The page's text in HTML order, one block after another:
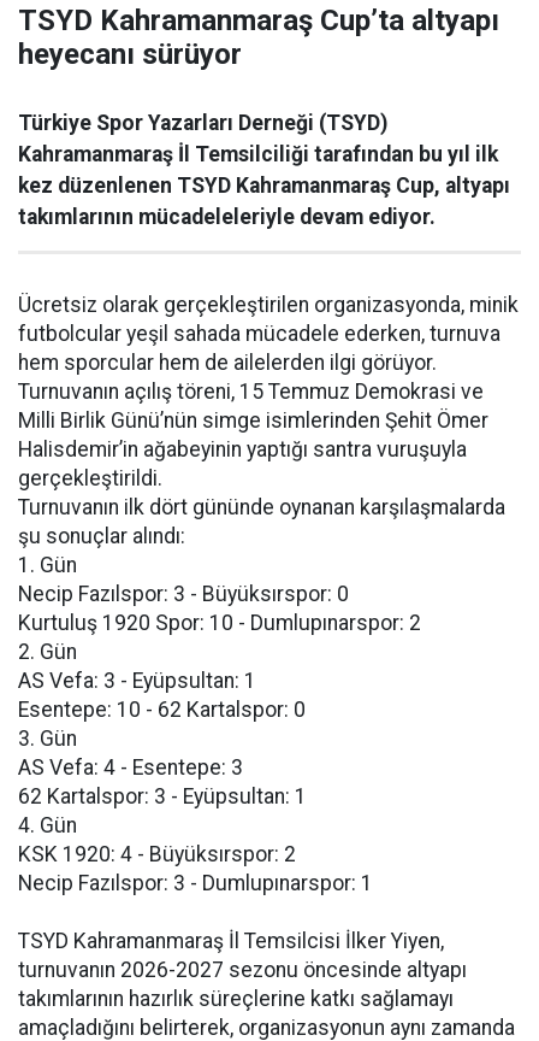
TSYD Kahramanmaraş Cup’ta altyapı
heyecanı sürüyor
Türkiye Spor Yazarları Derneği (TSYD)
Kahramanmaraş İl Temsilciliği tarafından bu yıl ilk
kez düzenlenen TSYD Kahramanmaraş Cup, altyapı
takımlarının mücadeleleriyle devam ediyor.
Ücretsiz olarak gerçekleştirilen organizasyonda, minik
futbolcular yeşil sahada mücadele ederken, turnuva
hem sporcular hem de ailelerden ilgi görüyor.
Turnuvanın açılış töreni, 15 Temmuz Demokrasi ve
Milli Birlik Günü’nün simge isimlerinden Şehit Ömer
Halisdemir’in ağabeyinin yaptığı santra vuruşuyla
gerçekleştirildi.
Turnuvanın ilk dört gününde oynanan karşılaşmalarda
şu sonuçlar alındı:
1. Gün
Necip Fazılspor: 3 - Büyüksırspor: 0
Kurtuluş 1920 Spor: 10 - Dumlupınarspor: 2
2. Gün
AS Vefa: 3 - Eyüpsultan: 1
Esentepe: 10 - 62 Kartalspor: 0
3. Gün
AS Vefa: 4 - Esentepe: 3
62 Kartalspor: 3 - Eyüpsultan: 1
4. Gün
KSK 1920: 4 - Büyüksırspor: 2
Necip Fazılspor: 3 - Dumlupınarspor: 1
TSYD Kahramanmaraş İl Temsilcisi İlker Yiyen,
turnuvanın 2026-2027 sezonu öncesinde altyapı
takımlarının hazırlık süreçlerine katkı sağlamayı
amaçladığını belirterek, organizasyonun aynı zamanda